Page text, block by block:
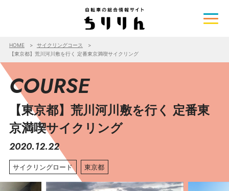
HOME
サイクリングコース
【東京都】荒川河川敷を行く 定番東京満喫サイクリング
COURSE
【東京都】荒川河川敷を行く 定番東
京満喫サイクリング
2020.12.22
サイクリングロード 東京都